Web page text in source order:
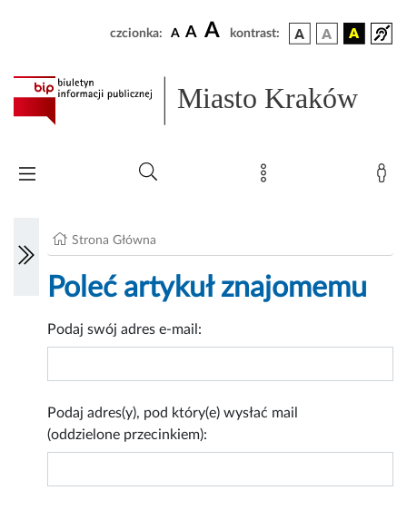
czcionka: A A A kontrast:
Miasto Kraków
Strona Główna
Poleć artykuł znajomemu
Podaj swój adres e-mail:
Podaj adres(y), pod który(e) wysłać mail
(oddzielone przecinkiem):